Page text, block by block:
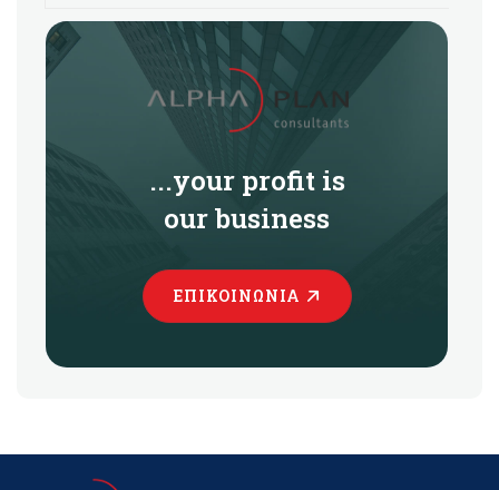
...your profit is
our business
ΕΠΙΚΟΙΝΩΝΊΑ